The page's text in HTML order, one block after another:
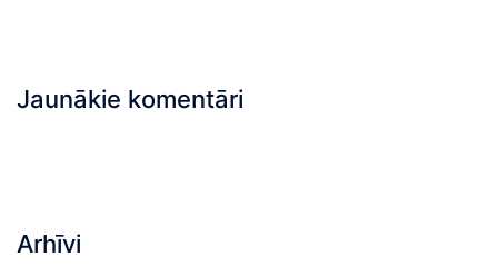
Jaunākie komentāri
Arhīvi